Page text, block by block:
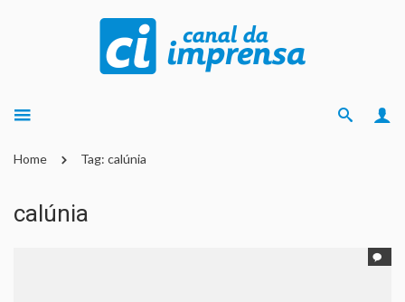
Home Tag: calúnia
calúnia